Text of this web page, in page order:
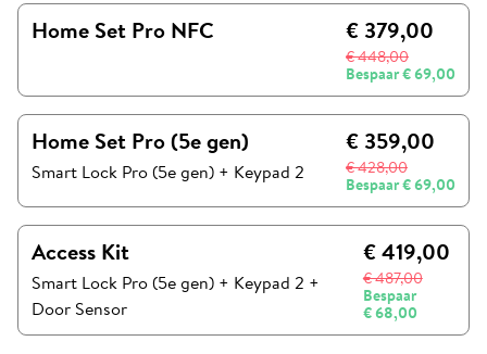
Home Set Pro NFC € 379,00
€ 448,00
Bespaar€ 69,00
Home Set Pro (5e gen)
Smart Lock Pro (5e gen) + Keypad 2
€ 359,00
€ 428,00
Bespaar€ 69,00
Access Kit
Smart Lock Pro (5e gen) + Keypad 2 +
Door Sensor
€ 419,00
€ 487,00
Bespaar
€ 68,00